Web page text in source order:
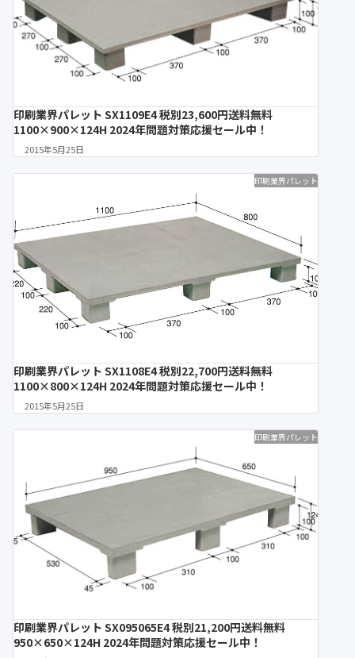
印刷業界パレット SX1109E4 税別23,600円送料無料
1100×900×124H 2024年問題対策応援セール中！
2015年5月25日
印刷業界パレット
印刷業界パレット SX1108E4 税別22,700円送料無料
1100×800×124H 2024年問題対策応援セール中！
2015年5月25日
印刷業界パレット
印刷業界パレット SX095065E4 税別21,200円送料無料
950×650×124H 2024年問題対策応援セール中！